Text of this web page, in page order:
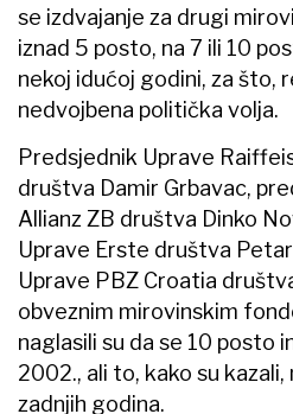
se izdvajanje za drugi
iznad 5 posto, na 7 ili 10
nekoj idućoj godini, za što,
nedvojbena politička volja.
Predsjednik Uprave
društva Damir Grbavac,
Allianz ZB društva Dinko
Uprave Erste društva
Uprave PBZ Croatia
obveznim mirovinskim
naglasili su da se 10 posto
2002., ali to, kako su
zadnjih godina.